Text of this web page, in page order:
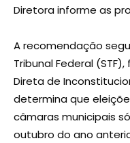
Diretora informe as
A recomendação
Tribunal Federal
Direta de
determina que
câmaras municipais
outubro do ano